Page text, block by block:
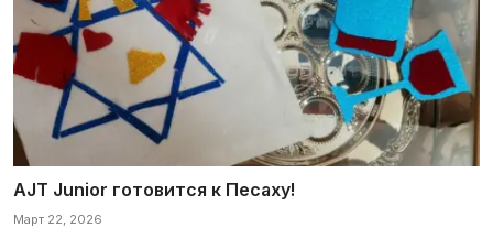
AJT Junior готовится к Песаху!
Март 22, 2026